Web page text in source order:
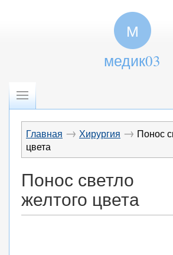
М
медик03
Главная → Хирургия → Понос
цвета
Понос светло
желтого цвета